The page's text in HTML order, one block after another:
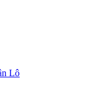
Lô